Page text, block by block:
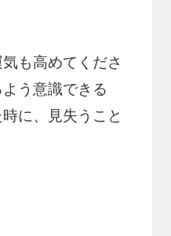
も高めてくださ
う意識できる
に、見失うこと